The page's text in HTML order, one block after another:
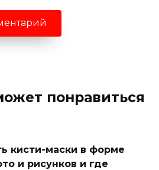
понравиться
кисти-маски в форме
и рисунков и где